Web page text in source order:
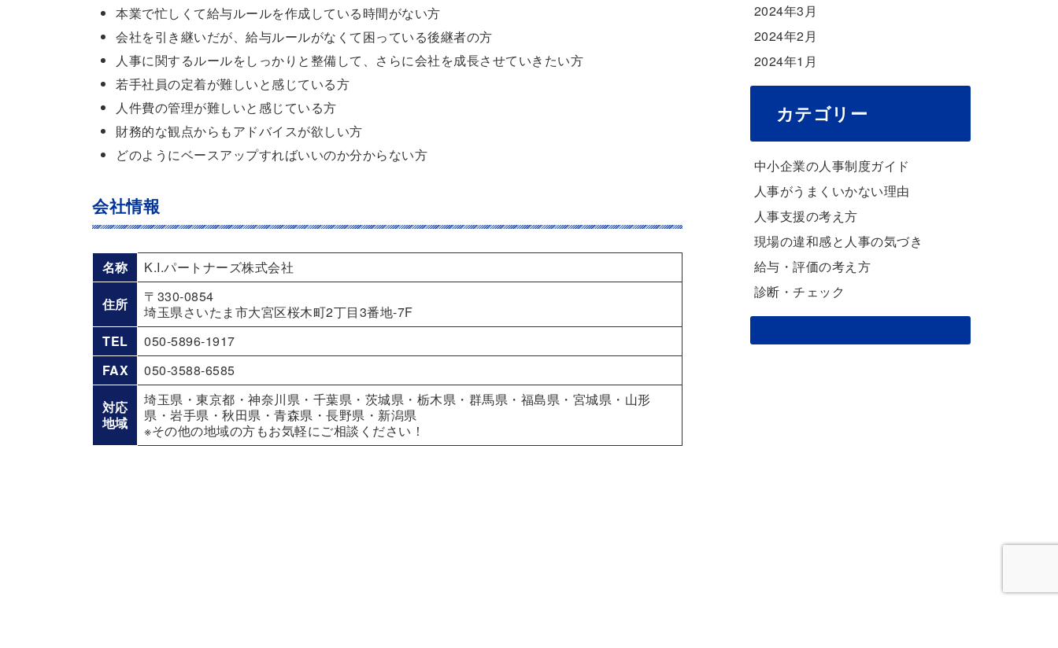
本業で忙しくて給与ルールを作成している時間がない方
会社を引き継いだが、給与ルールがなくて困っている後継者の方
人事に関するルールをしっかりと整備して、さらに会社を成長させていきたい方
若手社員の定着が難しいと感じている方
人件費の管理が難しいと感じている方
財務的な観点からもアドバイスが欲しい方
どのようにベースアップすればいいのか分からない方
会社情報
名称 K.I.パートナーズ株式会社
住所
〒330-0854
埼玉県さいたま市大宮区桜木町2丁目3番地-7F
TEL
050-5896-1917
FAX
050-3588-6585
対応
地域
埼玉県・東京都・神奈川県・千葉県・茨城県・栃木県・群馬県・福島県・宮城県・山形
県・岩手県・秋田県・青森県・長野県・新潟県
※その他の地域の方もお気軽にご相談ください！
2024年3月
2024年2月
2024年1月
カテゴリー
中小企業の人事制度ガイド
人事がうまくいかない理由
人事支援の考え方
現場の違和感と人事の気づき
給与・評価の考え方
診断・チェック